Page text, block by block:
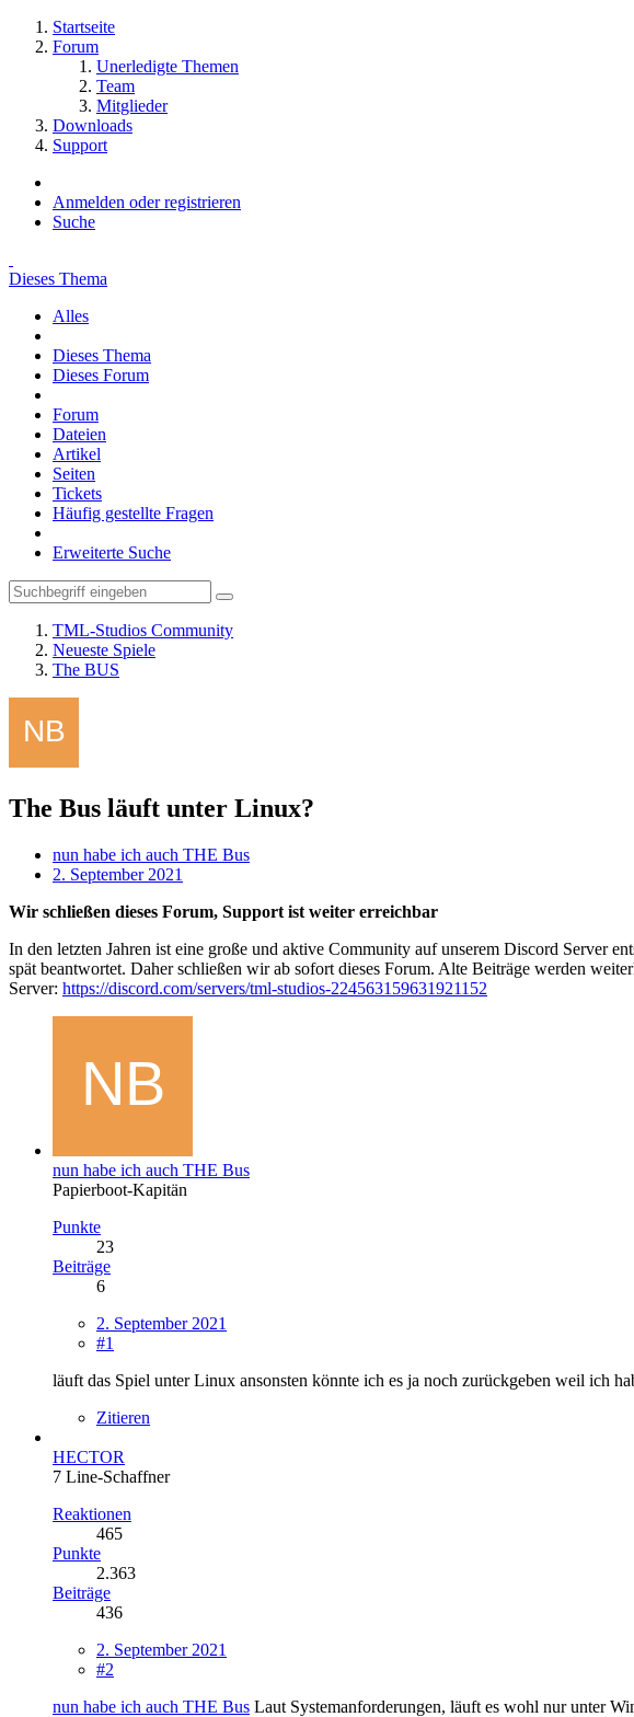
Startseite
Forum
Unerledigte Themen
Team
Mitglieder
Downloads
Support
Anmelden oder registrieren
Suche
Dieses Thema
Alles
Dieses Thema
Dieses Forum
Forum
Dateien
Artikel
Seiten
Tickets
Häufig gestellte Fragen
Erweiterte Suche
TML-Studios Community
Neueste Spiele
The BUS
The Bus läuft unter Linux?
nun habe ich auch THE Bus
2. September 2021
Wir schließen dieses Forum, Support ist weiter erreichbar
In den letzten Jahren ist eine große und aktive Community auf unserem Discord Server
spät beantwortet. Daher schließen wir ab sofort dieses Forum. Alte Beiträge werden
Server: https://discord.com/servers/tml-studios-224563159631921152
nun habe ich auch THE Bus
Papierboot-Kapitän
Punkte
23
Beiträge
6
2. September 2021
#1
läuft das Spiel unter Linux ansonsten könnte ich es ja noch zurückgeben weil ich
Zitieren
HECTOR
7 Line-Schaffner
Reaktionen
465
Punkte
2.363
Beiträge
436
2. September 2021
#2
nun habe ich auch THE Bus Laut Systemanforderungen, läuft es wohl nur unter